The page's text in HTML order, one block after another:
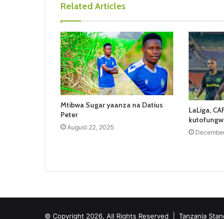
Related Articles
Mtibwa Sugar yaanza na Datius
Peter
August 22, 2025
LaLiga,
© Copyright 2026, All Rights Reserved | Tanzania